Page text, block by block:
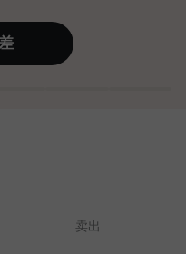
MacBook
放心交易—
卖出